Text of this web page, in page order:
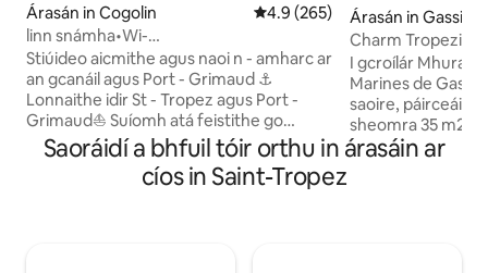
Árasán in Cogolin Meánrátáil 4.9 as 5, 265
4.9 (265)
linn snámha•Wi-
Fi•radharc•aerchóiriú•páirceáil•trasna
Port-Grimaud
Stiúideo aicmithe agus naoi n - amharc ar
an gcanáil agus Port - Grimaud ⚓️
Lonnaithe idir St - Tropez agus Port -
Grimaud⛵️ Suíomh atá feistithe go
hiomlán agus is fearr 🌅🌴 linn 🏊‍♂️ snámha
1 Aibreán - 15 Meán Fómhair 🛌 Leaba
leapa 👌 Radharc 👁️eisceachtúil, Cosán
Árasán in Gassin
Charm Tropezian
bhfarraige Beach
I gcroílár
Marines de Gassin, in áit
saoire, páirceáil shlán,
sheomra 35 m2
m2, athchóirithe
Saoráidí a bhfuil tóir orthu in árasáin ar
cíos in Saint-Tropez